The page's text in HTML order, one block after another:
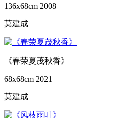
136x68cm 2008
莫建成
《春荣夏茂秋香》
68x68cm 2021
莫建成